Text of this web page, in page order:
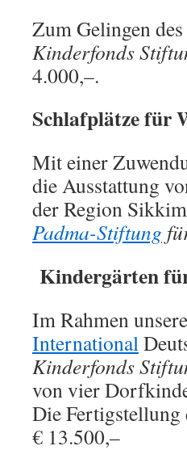
Zum Gelingen
Kinderfonds
4.000,–.
Schlafplätze für
Mit einer
die Ausstattung
der Region
Padma-Stiftung
Kindergärten
Im Rahmen
International
Kinderfonds
von vier
Die Fertigstellung
€ 13.500,–